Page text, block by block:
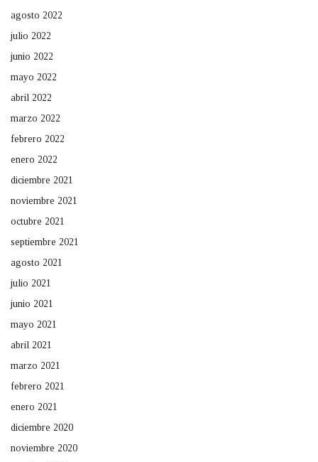
agosto 2022
julio 2022
junio 2022
mayo 2022
abril 2022
marzo 2022
febrero 2022
enero 2022
diciembre 2021
noviembre 2021
octubre 2021
septiembre 2021
agosto 2021
julio 2021
junio 2021
mayo 2021
abril 2021
marzo 2021
febrero 2021
enero 2021
diciembre 2020
noviembre 2020